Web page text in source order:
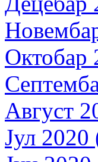
Октобар
Август
Јул 2020